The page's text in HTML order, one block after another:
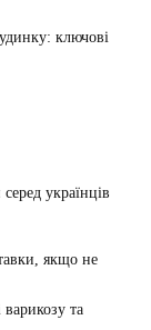
ключові
українців
якщо не
варикозу та